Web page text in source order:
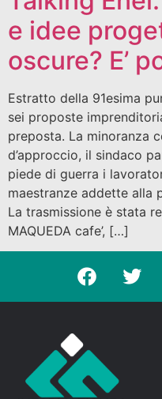
e idee
oscure? E’
Estratto della 91esima
sei proposte
preposta. La minoranza
d’approccio, il sindaco
piede di guerra i
maestranze addette alla
La trasmissione è stata
MAQUEDA cafe’, […]